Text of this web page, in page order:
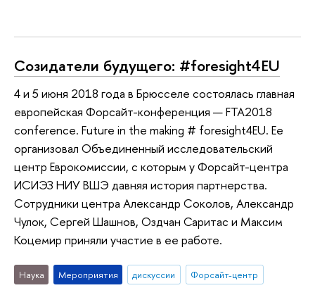
Созидатели будущего: #foresight4EU
4 и 5 июня 2018 года в Брюсселе состоялась главная
европейская Форсайт-конференция — FTA2018
conference. Future in the making # foresight4EU. Ее
организовал Объединенный исследовательский
центр Еврокомиссии, с которым у Форсайт-центра
ИСИЭЗ НИУ ВШЭ давняя история партнерства.
Сотрудники центра Александр Соколов, Александр
Чулок, Сергей Шашнов, Оздчан Саритас и Максим
Коцемир приняли участие в ее работе.
Наука Мероприятия дискуссии Форсайт-центр